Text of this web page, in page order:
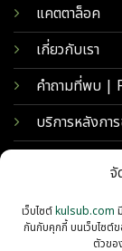
จั
เว็บไซต์kulsub.com
กันกับคุกกี้ บนเว็บไซต์ข
ตัวขอ
แคตตาล็อค
เกี่ยวกับเรา
คำถามที่พบ |
บริการหลังกา